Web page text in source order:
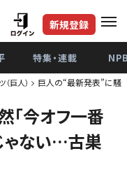
新規登録
特集・連載
巨人） 巨人の“最新発表”に騒
「今オフ一番
ゃない…古巣